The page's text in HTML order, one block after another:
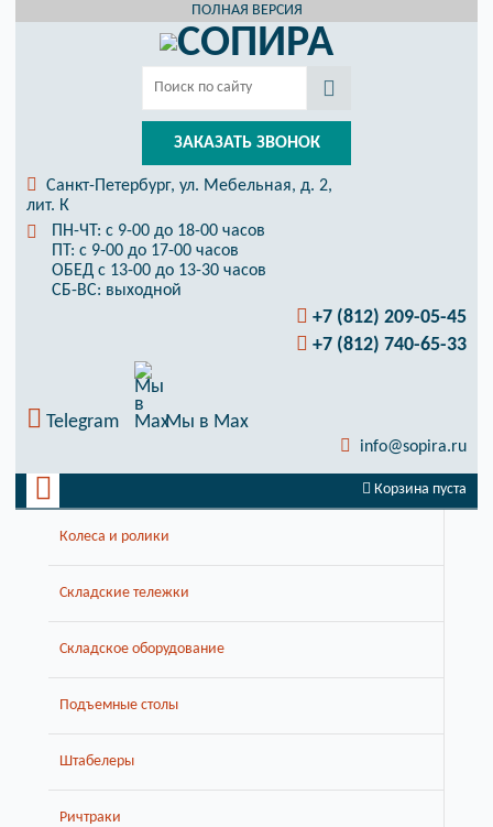
ПОЛНАЯ ВЕРСИЯ
ЗАКАЗАТЬ ЗВОНОК
Санкт-Петербург, ул. Мебельная, д. 2,
лит. К
ПН-ЧТ: с 9-00 до 18-00 часов
ПТ: с 9-00 до 17-00 часов
ОБЕД с 13-00 до 13-30 часов
СБ-ВС: выходной
+7 (812) 209-05-45
+7 (812) 740-65-33
Telegram Мы в Max
info@sopira.ru
Корзина пуста
Колеса и ролики
Складские тележки
Складское оборудование
Подъемные столы
Штабелеры
Ричтраки